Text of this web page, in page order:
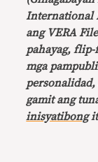
International
ang VERA
pahayag,
mga
gamit ang
inisyatibong